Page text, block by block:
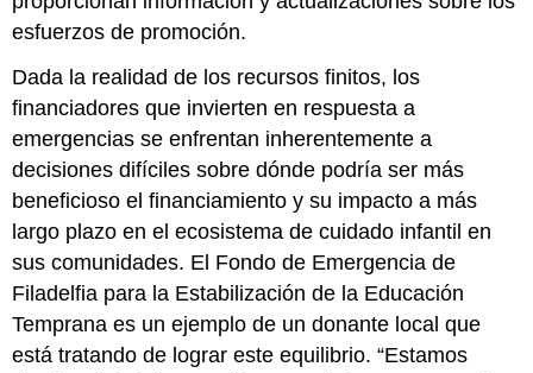
esfuerzos de promoción.
Dada la realidad de los recursos finitos, los
financiadores que invierten en respuesta a
emergencias se enfrentan inherentemente a
decisiones difíciles sobre dónde podría ser más
beneficioso el financiamiento y su impacto a más
largo plazo en el ecosistema de cuidado infantil en
sus comunidades. El Fondo de Emergencia de
Filadelfia para la Estabilización de la Educación
Temprana es un ejemplo de un donante local que
está tratando de lograr este equilibrio. “Estamos